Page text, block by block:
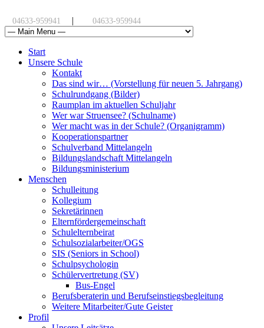
04633-959941 | 04633-959944
Start
Unsere Schule
Kontakt
Das sind wir… (Vorstellung für neuen 5. Jahrgang)
Schulrundgang (Bilder)
Raumplan im aktuellen Schuljahr
Wer war Struensee? (Schulname)
Wer macht was in der Schule? (Organigramm)
Kooperationspartner
Schulverband Mittelangeln
Bildungslandschaft Mittelangeln
Bildungsministerium
Menschen
Schulleitung
Kollegium
Sekretärinnen
Elternfördergemeinschaft
Schulelternbeirat
Schulsozialarbeiter/OGS
SIS (Seniors in School)
Schulpsychologin
Schülervertretung (SV)
Bus-Engel
Berufsberaterin und Berufseinstiegsbegleitung
Weitere Mitarbeiter/Gute Geister
Profil